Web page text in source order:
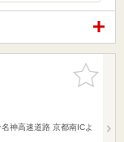
お気に入
りに追加
神高速道路 京都南ICよ